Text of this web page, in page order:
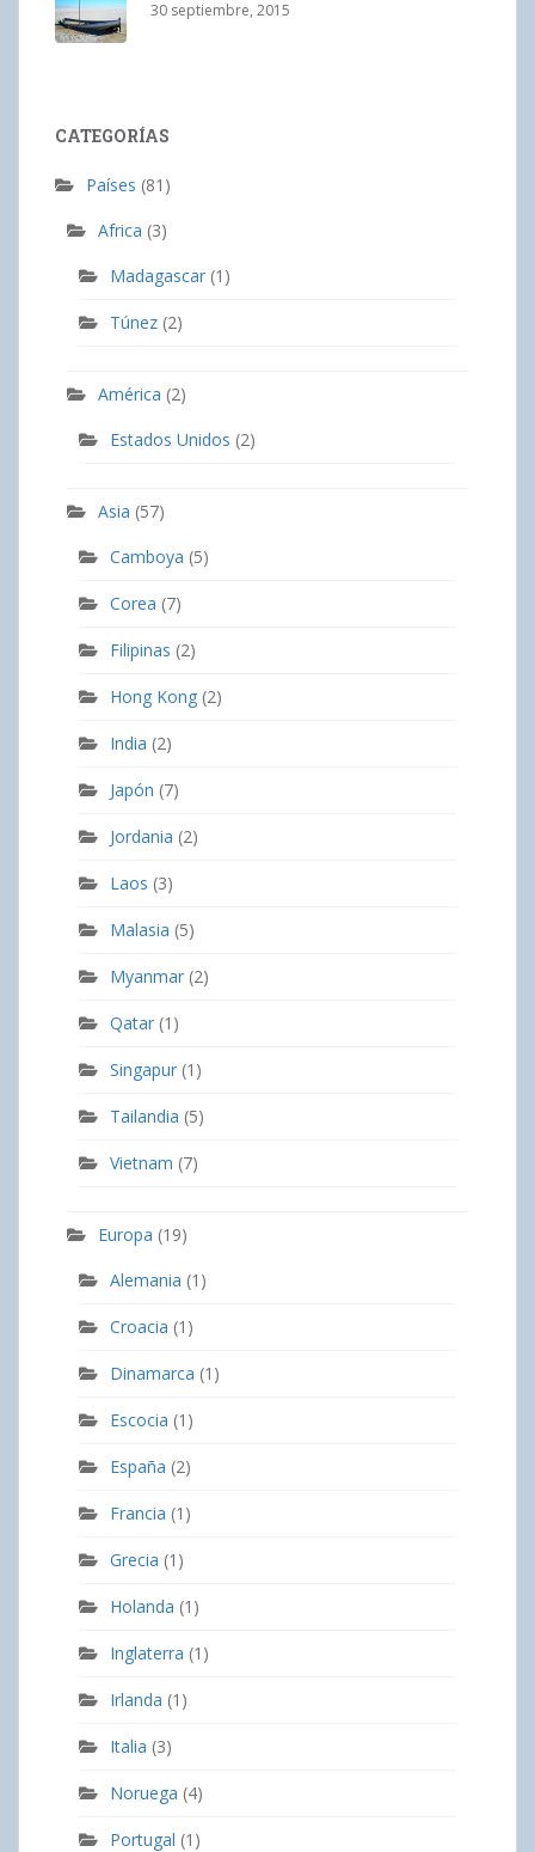
30 septiembre, 2015
CATEGORÍAS
Países (81)
Africa (3)
Madagascar (1)
Túnez (2)
América (2)
Estados Unidos (2)
Asia (57)
Camboya (5)
Corea (7)
Filipinas (2)
Hong Kong (2)
India (2)
Japón (7)
Jordania (2)
Laos (3)
Malasia (5)
Myanmar (2)
Qatar (1)
Singapur (1)
Tailandia (5)
Vietnam (7)
Europa (19)
Alemania (1)
Croacia (1)
Dinamarca (1)
Escocia (1)
España (2)
Francia (1)
Grecia (1)
Holanda (1)
Inglaterra (1)
Irlanda (1)
Italia (3)
Noruega (4)
Portugal (1)